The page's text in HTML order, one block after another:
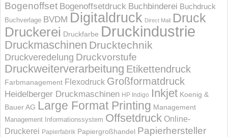
Bogenoffset Bogenoffsetdruck Buchbinderei Buchdruck
Buchverlage BVDM Digitaldruck Direct Mail Druck
Druckerei Druckfarbe Druckindustrie
Druckmaschinen Drucktechnik
Druckveredelung Druckvorstufe
Druckweiterverarbeitung Etikettendruck
Farbmanagement Flexodruck Großformatdruck
Heidelberger Druckmaschinen HP Indigo Inkjet Koenig &
Bauer AG Large Format Printing Management
Management Informations­system Offsetdruck Online-
Druckerei Papierfabrik Papiergroßhandel Papierhersteller